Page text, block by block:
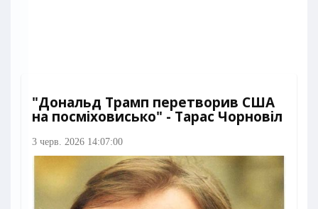
"Дональд Трамп перетворив США
на посміховисько" - Тарас Чорновіл
3 черв. 2026 14:07:00